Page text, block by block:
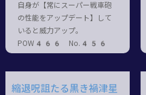
自身が【常にスーパー戦車砲
の性能をアップデート】して
いると威力アップ。
POW466 No.456
縮退呪詛たる黒き禍津星